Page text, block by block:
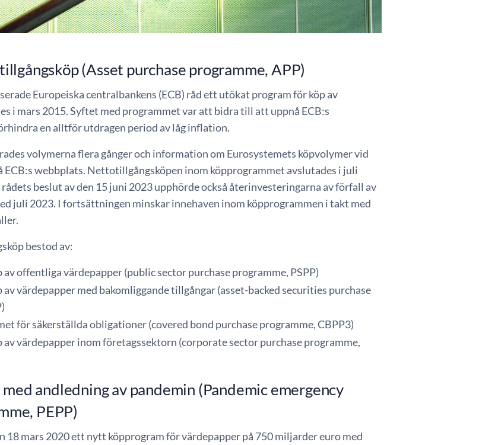
(Asset purchase programme, APP)
Europeiska centralbankens (ECB) råd ett utökat program för köp av
i mars 2015. Syftet med programmet var att bidra till att uppnå ECB:s
en alltför utdragen period av låg inflation.
volymerna flera gånger och information om Eurosystemets köpvolymer vid
webbplats. Nettotillgångsköpen inom köpprogrammet avslutades i juli
beslut av den 15 juni 2023 upphörde också återinvesteringarna av förfall av
juli 2023. I fortsättningen minskar innehaven inom köpprogrammen i takt med
bestod av:
offentliga värdepapper (public sector purchase programme, PSPP)
värdepapper med bakomliggande tillgångar (asset-backed securities purchase
för säkerställda obligationer (covered bond purchase programme, CBPP3)
värdepapper inom företagssektorn (corporate sector purchase programme,
andledning av pandemin (Pandemic emergency
PEPP)
18 mars 2020 ett nytt köpprogram för värdepapper på 750 miljarder euro med